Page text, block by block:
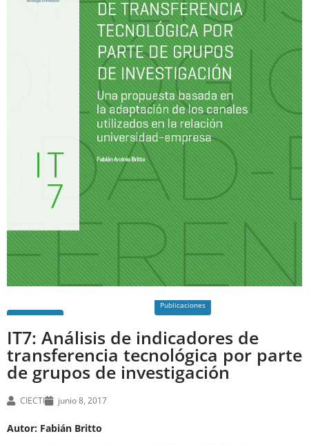
Publicaciones
IT7: Análisis de indicadores de
transferencia tecnológica por parte
de grupos de investigación
CIECTI junio 8, 2017
Autor: Fabián Britto